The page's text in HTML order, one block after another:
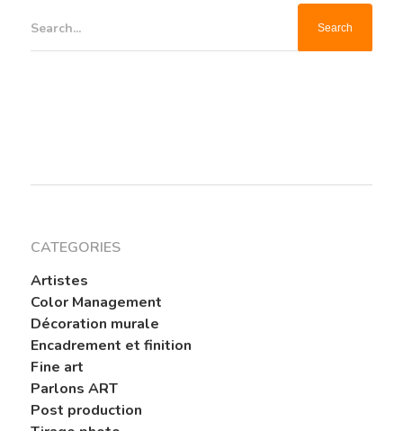
Search...
CATEGORIES
Artistes
Color Management
Décoration murale
Encadrement et finition
Fine art
Parlons ART
Post production